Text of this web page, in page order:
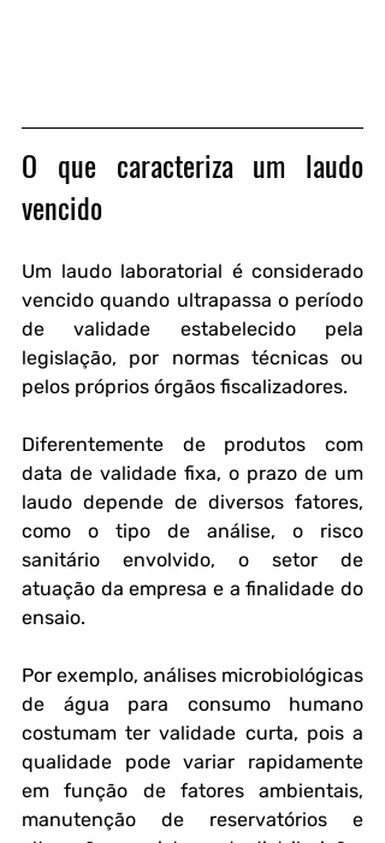
O que caracteriza um laudo
vencido
Um laudo laboratorial é considerado
vencido quando ultrapassa o período
de validade estabelecido pela
legislação, por normas técnicas ou
pelos próprios órgãos fiscalizadores.
Diferentemente de produtos com
data de validade fixa, o prazo de um
laudo depende de diversos fatores,
como o tipo de análise, o risco
sanitário envolvido, o setor de
atuação da empresa e a finalidade do
ensaio.
Por exemplo, análises microbiológicas
de água para consumo humano
costumam ter validade curta, pois a
qualidade pode variar rapidamente
em função de fatores ambientais,
manutenção de reservatórios e